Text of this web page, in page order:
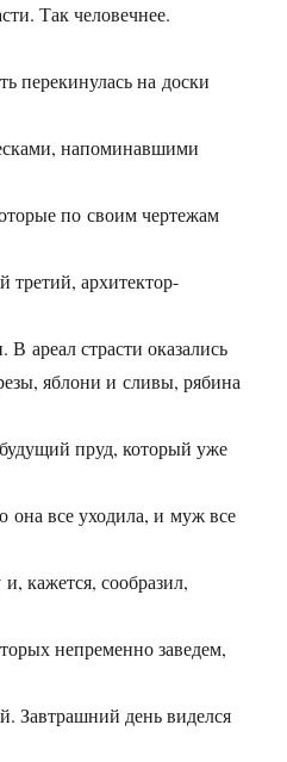
Так человечнее.
перекинулась на доски
напоминавшими
по своим чертежам
архитектор-
В ареал страсти оказались
яблони и сливы, рябина
пруд, который уже
она все уходила, и муж все
кажется, сообразил,
непременно заведем,
Завтрашний день виделся